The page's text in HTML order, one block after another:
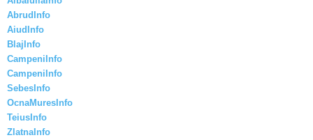
AbrudInfo
AiudInfo
BlajInfo
CampeniInfo
CampeniInfo
SebesInfo
OcnaMuresInfo
TeiusInfo
ZlatnaInfo